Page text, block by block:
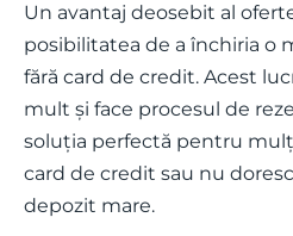
Un avantaj deosebit al
posibilitatea de a închiria o
fără card de credit. Acest
mult și face procesul de
soluția perfectă pentru
card de credit sau nu
depozit mare.